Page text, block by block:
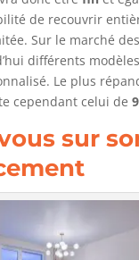
de recouvrir
Sur le marché
différents
Le plus
cependant celui de
sur